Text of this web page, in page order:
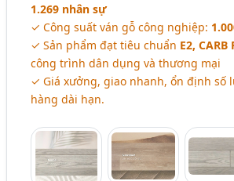
1.269 nhân sự
✓ Công suất ván gỗ công nghiệp:
✓ Sản phẩm đạt tiêu chuẩn E2, CARB
công trình dân dụng và thương mại
✓ Giá xưởng, giao nhanh, ổn định số
hàng dài hạn.